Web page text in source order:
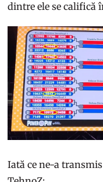
dintre ele se califică
Iată ce ne-a